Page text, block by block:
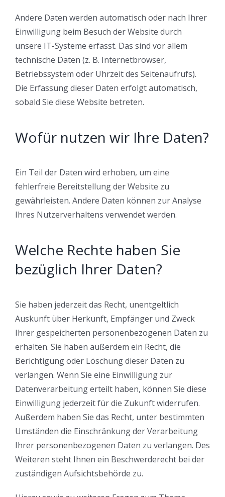
Andere Daten werden automatisch oder nach Ihrer
Einwilligung beim Besuch der Website durch
unsere IT-Systeme erfasst. Das sind vor allem
technische Daten (z. B. Internetbrowser,
Betriebssystem oder Uhrzeit des Seitenaufrufs).
Die Erfassung dieser Daten erfolgt automatisch,
sobald Sie diese Website betreten.
Wofür nutzen wir Ihre Daten?
Ein Teil der Daten wird erhoben, um eine
fehlerfreie Bereitstellung der Website zu
gewährleisten. Andere Daten können zur Analyse
Ihres Nutzerverhaltens verwendet werden.
Welche Rechte haben Sie
bezüglich Ihrer Daten?
Sie haben jederzeit das Recht, unentgeltlich
Auskunft über Herkunft, Empfänger und Zweck
Ihrer gespeicherten personenbezogenen Daten zu
erhalten. Sie haben außerdem ein Recht, die
Berichtigung oder Löschung dieser Daten zu
verlangen. Wenn Sie eine Einwilligung zur
Datenverarbeitung erteilt haben, können Sie diese
Einwilligung jederzeit für die Zukunft widerrufen.
Außerdem haben Sie das Recht, unter bestimmten
Umständen die Einschränkung der Verarbeitung
Ihrer personenbezogenen Daten zu verlangen. Des
Weiteren steht Ihnen ein Beschwerderecht bei der
zuständigen Aufsichtsbehörde zu.